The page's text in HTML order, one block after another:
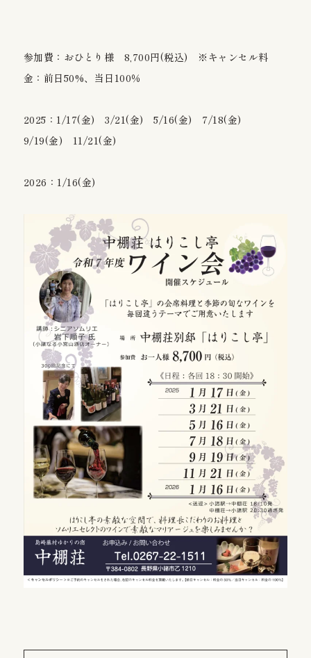
参加費：おひとり様 8,700円(税込) ※キャンセル料
金：前日50%、当日100％
2025：1/17(金) 3/21(金) 5/16(金) 7/18(金)
9/19(金) 11/21(金)
2026：1/16(金)